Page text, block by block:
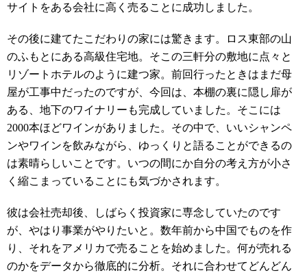
サイトをある会社に高く売ることに成功しました。
その後に建てたこだわりの家には驚きます。ロス東部の山
のふもとにある高級住宅地。そこの三軒分の敷地に点々と
リゾートホテルのように建つ家。前回行ったときはまだ母
屋が工事中だったのですが、今回は、本棚の裏に隠し扉が
ある、地下のワイナリーも完成していました。そこには
2000本ほどワインがありました。その中で、いいシャンペ
ンやワインを飲みながら、ゆっくりと語ることができるの
は素晴らしいことです。いつの間にか自分の考え方が小さ
く縮こまっていることにも気づかされます。
彼は会社売却後、しばらく投資家に専念していたのです
が、やはり事業がやりたいと。数年前から中国でものを作
り、それをアメリカで売ることを始めました。何が売れる
のかをデータから徹底的に分析。それに合わせてどんどん